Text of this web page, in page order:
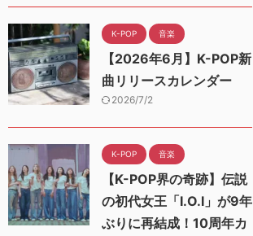
K-POP 音楽
【2026年6月】K-POP新
曲リリースカレンダー
2026/7/2
K-POP 音楽
【K-POP界の奇跡】伝説
の初代女王「I.O.I」が9年
ぶりに再結成！10周年カ